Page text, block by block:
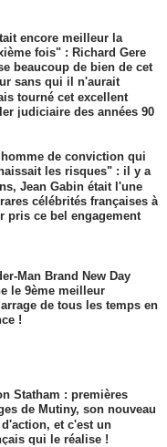
encore meilleur la
fois" : Richard Gere
beaucoup de bien de cet
sans qui il n'aurait
tourné cet excellent
judiciaire des années 90
de conviction qui
les risques" : il y a
Jean Gabin était l'une
célébrités françaises à
pris ce bel engagement
Man Brand New Day
le 9ème meilleur
de tous les temps en
!
Statham : premières
de Mutiny, son nouveau
et c'est un
qui le réalise !